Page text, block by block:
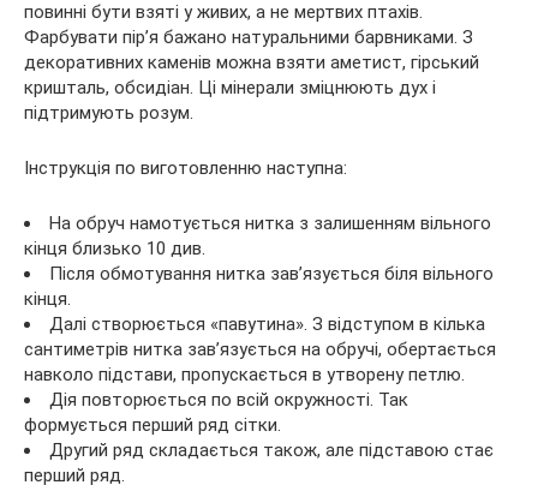
повинні бути взяті у живих, а не мертвих птахів.
Фарбувати пір’я бажано натуральними барвниками. З
декоративних каменів можна взяти аметист, гірський
кришталь, обсидіан. Ці мінерали зміцнюють дух і
підтримують розум.
Інструкція по виготовленню наступна:
На обруч намотується нитка з залишенням вільного
кінця близько 10 див.
Після обмотування нитка зав’язується біля вільного
кінця.
Далі створюється «павутина». З відступом в кілька
сантиметрів нитка зав’язується на обручі, обертається
навколо підстави, пропускається в утворену петлю.
Дія повторюється по всій окружності. Так
формується перший ряд сітки.
Другий ряд складається також, але підставою стає
перший ряд.